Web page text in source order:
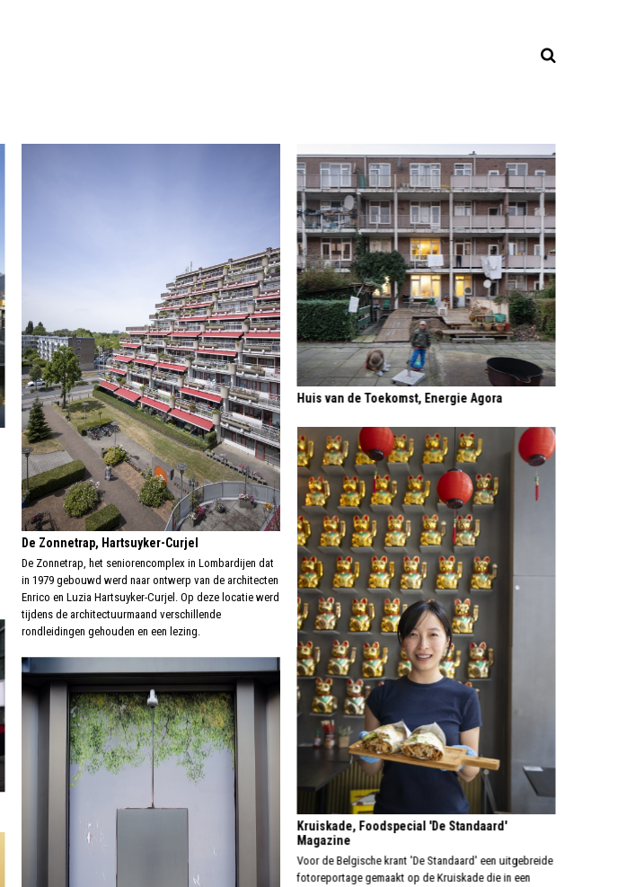
De Zonnetrap, Hartsuyker-Curjel
De Zonnetrap, het seniorencomplex in Lombardijen dat
in 1979 gebouwd werd naar ontwerp van de architecten
Enrico en Luzia Hartsuyker-Curjel. Op deze locatie werd
tijdens de architectuurmaand verschillende
rondleidingen gehouden en een lezing.
Huis van de Toekomst, Energie Agora
Kruiskade, Foodspecial 'De Standaard'
Magazine
Voor de Belgische krant 'De Standaard' een uitgebreide
fotoreportage gemaakt op de Kruiskade die in een